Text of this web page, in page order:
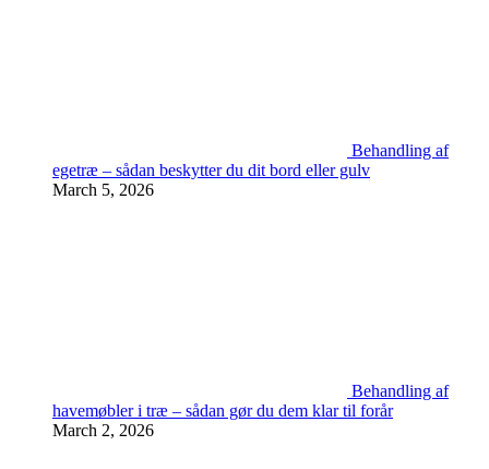
Behandling af
egetræ – sådan beskytter du dit bord eller gulv
March 5, 2026
Behandling af
havemøbler i træ – sådan gør du dem klar til forår
March 2, 2026